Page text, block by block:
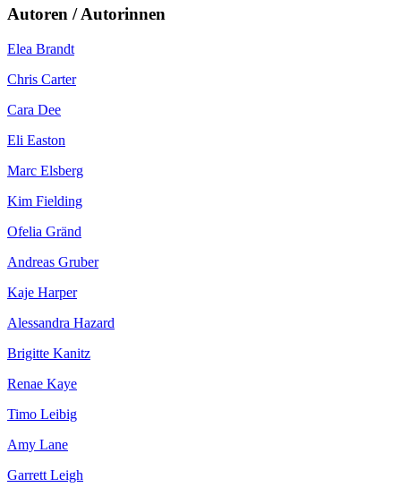
Autoren / Autorinnen
Elea Brandt
Chris Carter
Cara Dee
Eli Easton
Marc Elsberg
Kim Fielding
Ofelia Gränd
Andreas Gruber
Kaje Harper
Alessandra Hazard
Brigitte Kanitz
Renae Kaye
Timo Leibig
Amy Lane
Garrett Leigh